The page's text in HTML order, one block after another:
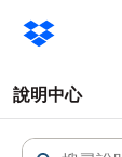
說明中心